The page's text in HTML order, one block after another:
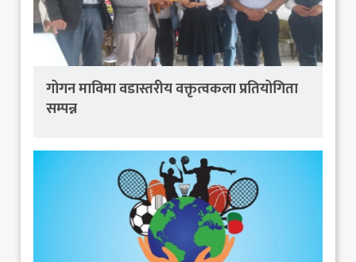
गोगन माविमा वडास्तरीय वक्तृत्वकला प्रतियोगिता
सम्पन्न